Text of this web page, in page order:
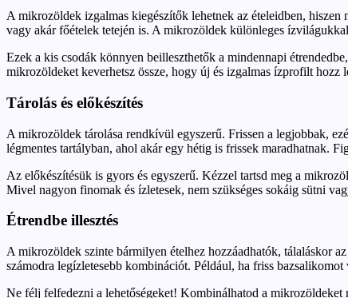
A mikrozöldek izgalmas kiegészítők lehetnek az ételeidben, hiszen
vagy akár főételek tetején is. A mikrozöldek különleges
Ezek a kis csodák könnyen beilleszthetők a mindennapi
mikrozöldeket keverhetsz össze, hogy új és izgalmas ízprofilt
Tárolás és előkészítés
A mikrozöldek tárolása rendkívül egyszerű. Frissen a legjobbak,
légmentes tartályban, ahol akár egy hétig is frissek maradhatnak.
Az előkészítésük is gyors és egyszerű. Kézzel tartsd meg a
Mivel nagyon finomak és ízletesek, nem szükséges sokáig sütni
Étrendbe illesztés
A mikrozöldek szinte bármilyen ételhez hozzáadhatók, tálaláskor
számodra legízletesebb kombinációt. Például, ha friss
Ne félj felfedezni a lehetőségeket! Kombinálhatod a